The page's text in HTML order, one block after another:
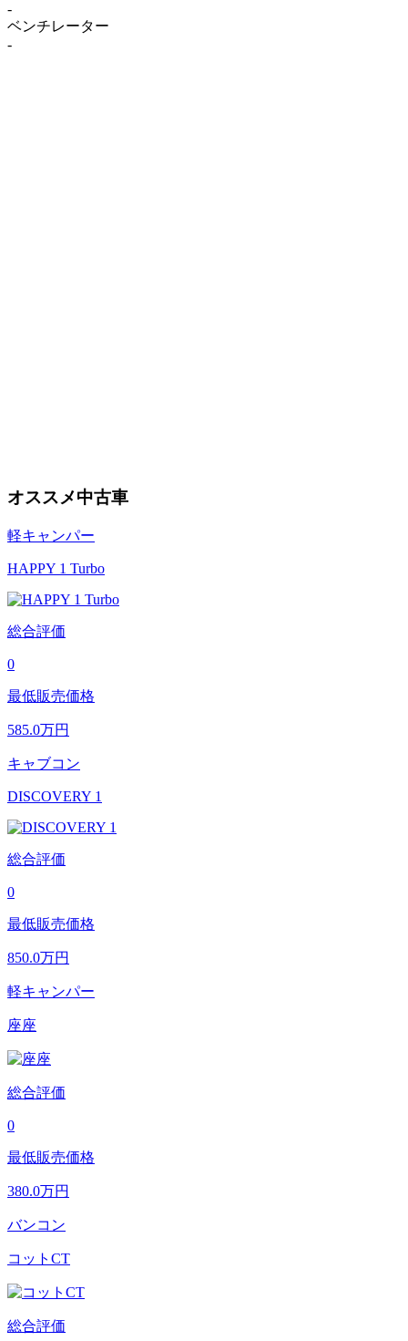
-
ベンチレーター
-
オススメ中古車
軽キャンパー
HAPPY 1 Turbo
総合評価
0
最低販売価格
585.0万円
キャブコン
DISCOVERY 1
総合評価
0
最低販売価格
850.0万円
軽キャンパー
座座
総合評価
0
最低販売価格
380.0万円
バンコン
コットCT
総合評価